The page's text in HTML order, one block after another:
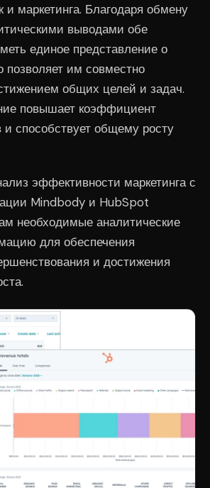
маркетинга. Благодаря обмену
выводами обе
единое представление о
позволяет им совместно
общих целей и задач.
повышает коэффициент
и способствует общему росту
эффективности маркетинга с
Mindbody и HubSpot
необходимые аналитические
для обеспечения
и достижения